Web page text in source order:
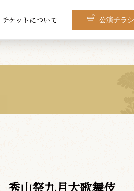
チケットについて 公演チラシ
秀山祭九月大歌舞伎